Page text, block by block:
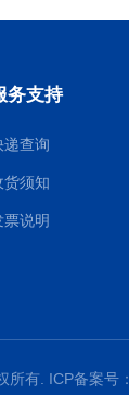
务支持
递查询
货须知
票说明
所有. ICP备案号：